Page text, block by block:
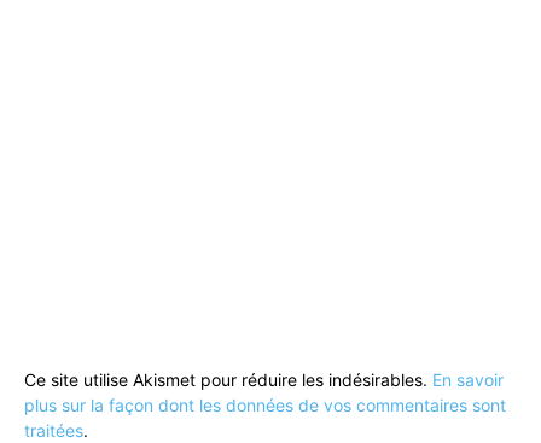
Ce site utilise Akismet pour réduire les indésirables. En savoir
plus sur la façon dont les données de vos commentaires sont
traitées.